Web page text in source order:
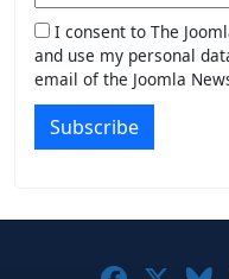
I consent to The
and use my personal
email of the Joomla
Subscribe